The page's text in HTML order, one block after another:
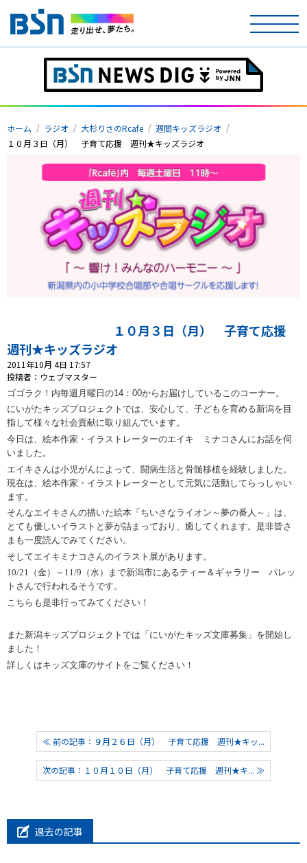
ホーム
テレビ
ラジオ
アナウンサー
イベント
ニュース
天気
コンテンツ・アプリ
キッズ
Well-being 防災・減災
ショッピング
会社概要・ビジョン
お問い合わせ
ホーム ラジオ 大杉りさのRcafe
週間キッズラジオ
１０月３日（月） 子育て応援 週刊★キッズラジオ
１０月３日（月） 子育て応援
週刊★キッズラジオ
2011年10月 4日 17:57
投稿者：ウェブマスター
ゴゴラク！内毎週月曜日の14 ： 00からお届けしているこのコーナー。
にいがたキッズプロジェクトでは、安心して、子どもを育める新潟を目
指して様々な社会貢献に取り組んでいます。
今日は、絵本作家・イラストレーターのエイキ ミナコさんにお話を伺
いました。
エイキさんは小児がんによって、闘病生活と骨髄移植を経験しました。
現在は、絵本作家・イラストレーターとして元気に活動してらっしゃい
ます。
そんなエイキさんの描いた絵本「ちいさなライオン～夢の番人～」は、
とても優しいイラストと夢が詰まっており、癒してくれます。是非皆さ
まも一度読んでみてください。
そしてエイキミナコさんのイラスト展があります。
10/21（金）～11/9（水）まで新潟市にあるティー＆ギャラリー パレッ
トさんで行われるそうです。
こちらも是非行ってみてください！
また新潟キッズプロジェクトでは「にいがたキッズ文庫募集」を開始し
ました！
詳しくはキッズ文庫のサイトをご覧ください！
≪ 前の記事：９月２６日（月） 子育て応援 週刊★キッ...
次の記事：１０月１０日（月） 子育て応援 週刊★キ... ≫
過去の記事